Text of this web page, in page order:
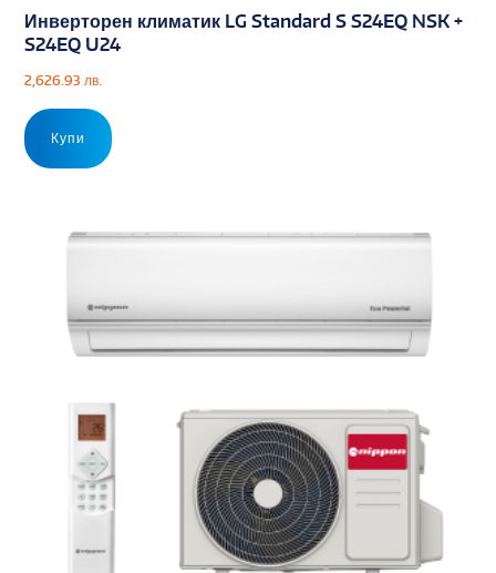
Инверторен климатик LG Standard S S24EQ NSK +
S24EQ U24
2,626.93лв.
Купи